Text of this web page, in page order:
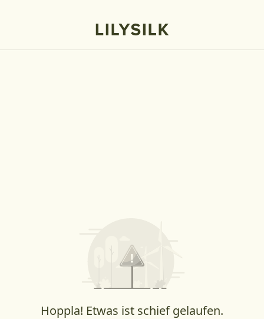
Hoppla! Etwas ist schief gelaufen.